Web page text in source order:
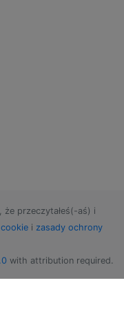
przeczytałeś(-aś) i
i zasady ochrony
with attribution required.